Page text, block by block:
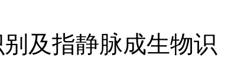
及指静脉成生物识